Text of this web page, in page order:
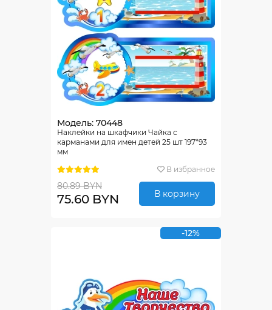
Модель: 70448
Наклейки на шкафчики Чайка с
карманами для имен детей 25 шт 197*93
мм
В избранное
80.89 BYN
75.60 BYN В корзину
-12%